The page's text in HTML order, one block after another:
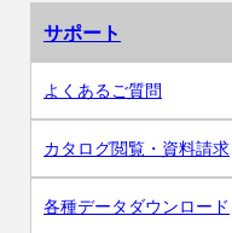
サポート
よくあるご質問
カタログ閲覧・資料請求
各種データダウンロード